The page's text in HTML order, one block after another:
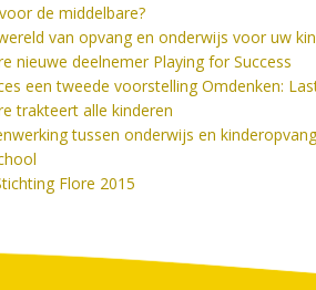
de middelbare?
van opvang en onderwijs voor uw
nieuwe deelnemer Playing for Success
een tweede voorstelling Omdenken:
trakteert alle kinderen
tussen onderwijs en kinderopvang
Flore 2015